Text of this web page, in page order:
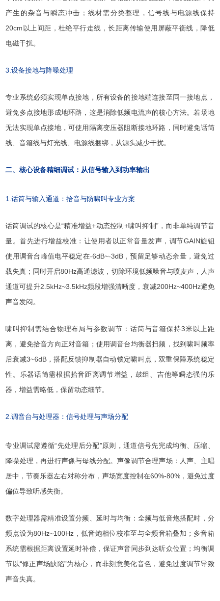
产生的杂音与瞬态冲击；线材需分类整理，信号线与电源线保持
20cm以上间距，杜绝平行走线，长距离传输使用屏蔽平衡线，降低
电磁干扰。
3.设备接地与降噪处理
专业系统必须实现单点接地，所有设备的接地端连接至同一接地点，
避免多点接地形成地环路，这是消除低频电流声的核心方法。若场地
无法实现单点接地，可使用隔离变压器阻断接地环路，同时避免话筒
线、音箱线与灯光线、电源线捆绑，从源头减少干扰。
二、核心设备精细调试：从信号输入到功率输出
1.话筒与输入通道：拾音与防啸叫专业方案
话筒调试的核心是“精准增益+动态控制+啸叫抑制”，而非单纯调节音
量。首先进行增益校准：让使用者以正常音量发声，调节GAIN旋钮
使用调音台峰值电平稳定在-6dB~-3dB，预留足够动态余量，避免过
载失真；同时开启80Hz高通滤波，切除环境低频噪音与喷麦声，人声
通道可提升2.5kHz~3.5kHz频段增强清晰度，衰减200Hz~400Hz避免
声音发闷。
啸叫抑制需结合物理布局与参数调节：话筒与音箱保持3米以上距
离，避免拾音方向正对音箱；使用调音台均衡器扫频，找到啸叫频率
后衰减3~6dB，搭配反馈抑制器自动锁定啸叫点，双重保障系统稳定
性。乐器话筒需根据拾音距离调节增益，鼓组、吉他等瞬态强的乐
器，增益需略低，保留动态细节。
2.调音台与处理器：信号处理与声场分配
专业调试需遵循“先处理后分配”原则，通道信号先完成均衡、压缩、
降噪处理，再进行声像与母线分配。声像调节合理声场：人声、主唱
居中，节奏乐器左右对称分布，声场宽度控制在60%-80%，避免过度
偏位导致听感失衡。
数字处理器需精准设置分频、延时与均衡：全频与低音炮搭配时，分
频点设为80Hz~100Hz，低音炮相位校准至与全频音箱叠加；多音箱
系统需根据距离设置延时补偿，保证声音同步到达听众位置；均衡调
节以“修正声场缺陷”为核心，而非刻意美化音色，避免过度调节导致
声音失真。